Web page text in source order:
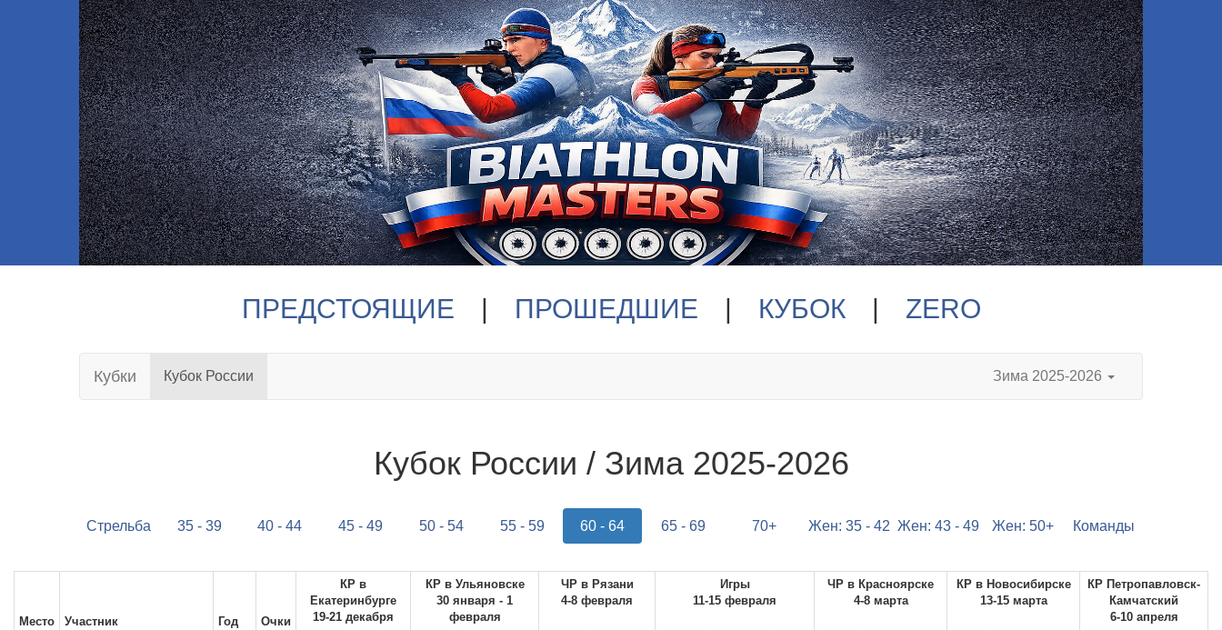
ПРЕДСТОЯЩИЕ ПРОШЕДШИЕ КУБОК ZERO
Кубки Кубок России Зима 2025-2026
Кубок России / Зима 2025-2026
Стрельба 35 - 39 40 - 44 45 - 49 50 - 54 55 - 59 60 - 64 65 - 69 70+ Жен: 35 - 42 Жен: 43 - 49 Жен: 50+ Команды
Место Участник Год Очки
КР в
Екатеринбурге
19-21 декабря
КР в Ульяновске
30 января - 1
февраля
ЧР в Рязани
4-8 февраля
Игры
11-15 февраля
ЧР в Красноярске
4-8 марта
КР в Новосибирске
13-15 марта
КР Петропавловск-
Камчатский
6-10 апреля